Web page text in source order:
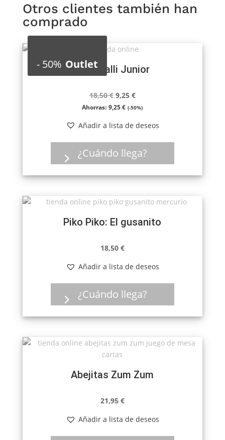
Otros clientes también han
comprado
-50% Outlet
Halli Galli Junior
18,50€ El
precio
era:
18,50 €.
9,25 €El
precio
es:
9,25 €.
Ahorras: 9,25€ (-50%)
Añadir a lista de deseos
¿Cuándo llega?
Piko Piko: El gusanito
18,50 €
Añadir a lista de deseos
¿Cuándo llega?
Abejitas Zum Zum
21,95 €
Añadir a lista de deseos